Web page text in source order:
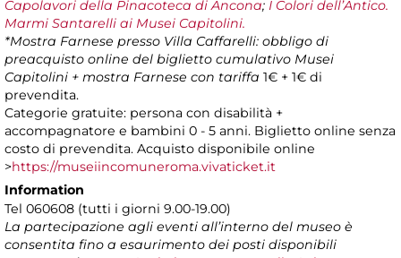
Capolavori della Pinacoteca di Ancona; I Colori dell’Antico.
Marmi Santarelli ai Musei Capitolini.
*Mostra Farnese presso Villa Caffarelli: obbligo di
preacquisto online del biglietto cumulativo Musei
Capitolini + mostra Farnese con tariffa 1€ + 1€ di
prevendita.
Categorie gratuite: persona con disabilità +
accompagnatore e bambini 0 - 5 anni. Biglietto online senza
costo di prevendita. Acquisto disponibile online
>https://museiincomuneroma.vivaticket.it
Information
Tel 060608 (tutti i giorni 9.00-19.00)
La partecipazione agli eventi all’interno del museo è
consentita fino a esaurimento dei posti disponibili